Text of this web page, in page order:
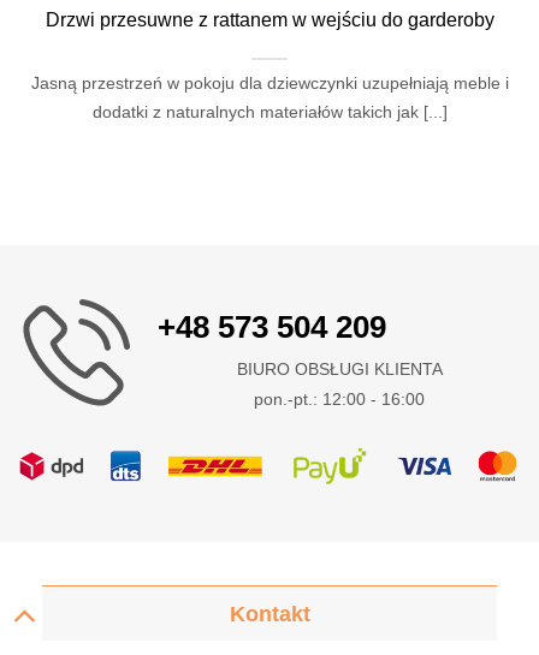
Drzwi przesuwne z rattanem w wejściu do garderoby
Jasną przestrzeń w pokoju dla dziewczynki uzupełniają meble i
dodatki z naturalnych materiałów takich jak [...]
+48 573 504 209
BIURO OBSŁUGI KLIENTA
pon.-pt.: 12:00 - 16:00
Kontakt